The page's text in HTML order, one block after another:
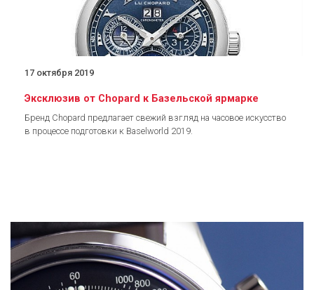
17 октября 2019
Эксклюзив от Chopard к Базельской ярмарке
Бренд Chopard предлагает свежий взгляд на часовое искусство
в процессе подготовки к Baselworld 2019.